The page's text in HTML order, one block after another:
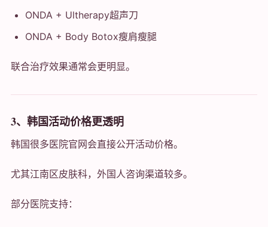
ONDA + Ultherapy超声刀
ONDA + Body Botox瘦肩瘦腿
联合治疗效果通常会更明显。
3、韩国活动价格更透明
韩国很多医院官网会直接公开活动价格。
尤其江南区皮肤科，外国人咨询渠道较多。
部分医院支持：